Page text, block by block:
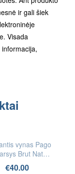
ir gali šiek
Visada
FIZINĖSE
PARDUOTUVĖSE
vynas Pago
Brut Nature
Reserva Cava
€40.00